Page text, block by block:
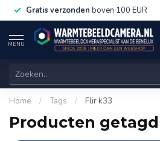
Gratis verzonden boven 100 EUR
MENU
Home / Tags / Flir k33
Producten